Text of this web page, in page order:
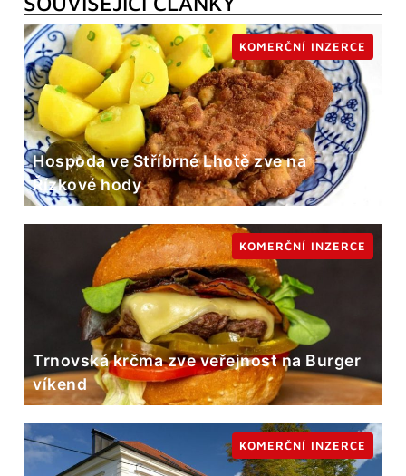
Hospoda ve Stříbrné Lhotě zve na
Řízkové hody
KOMERČNÍ INZERCE
Trnovská krčma zve veřejnost na Burger
víkend
KOMERČNÍ INZERCE
KOMERČNÍ INZERCE